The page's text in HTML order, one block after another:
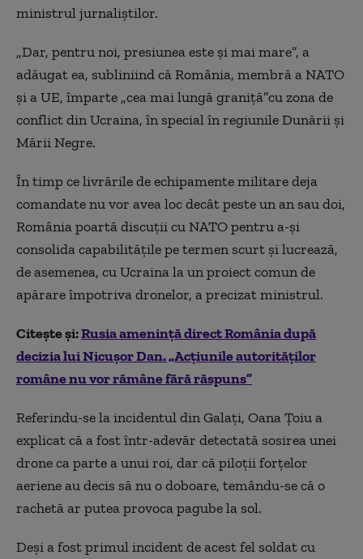
ministrul jurnaliştilor.
„Dar, pentru noi, presiunea este şi mai mare”, a
adăugat ea, subliniind că România, membră a NATO
şi a UE, împarte „cea mai lungă graniţă”cu zona de
conflict din Ucraina, în special în regiunile Dunării şi
Mării Negre.
În timp ce livrările de echipamente militare deja
comandate nu vor avea loc decât peste un an sau doi,
România poartă discuţii cu NATO pentru a-şi
consolida capabilităţile pe termen scurt şi lucrează,
de asemenea, cu Ucraina la un proiect comun de
apărare împotriva dronelor, a precizat ministrul.
Citește și:Rusia amenință direct România după
decizia lui Nicușor Dan. „Acțiunile autorităților
române nu vor rămâne fără răspuns”
Referindu-se la incidentul din Galați, Oana Ţoiu a
explicat că a fost într-adevăr detectată sosirea unei
drone ca parte a unui roi, dar că piloţii forţelor
aeriene au decis să nu o doboare, temându-se că o
rachetă ar putea provoca pagube la sol.
Deşi a fost primul incident de acest fel soldat cu